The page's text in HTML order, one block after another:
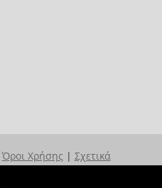
Όροι Χρήσης | Σχετικά